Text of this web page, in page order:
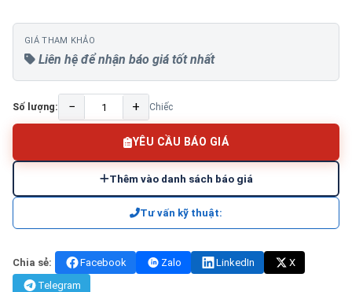
GIÁ THAM KHẢO
Liên hệ để nhận báo giá tốt nhất
Số lượng: − + Chiếc
YÊU CẦU BÁO GIÁ
Thêm vào danh sách báo giá
Tư vấn kỹ thuật:
Chia sẻ: Facebook Zalo LinkedIn
X
Telegram